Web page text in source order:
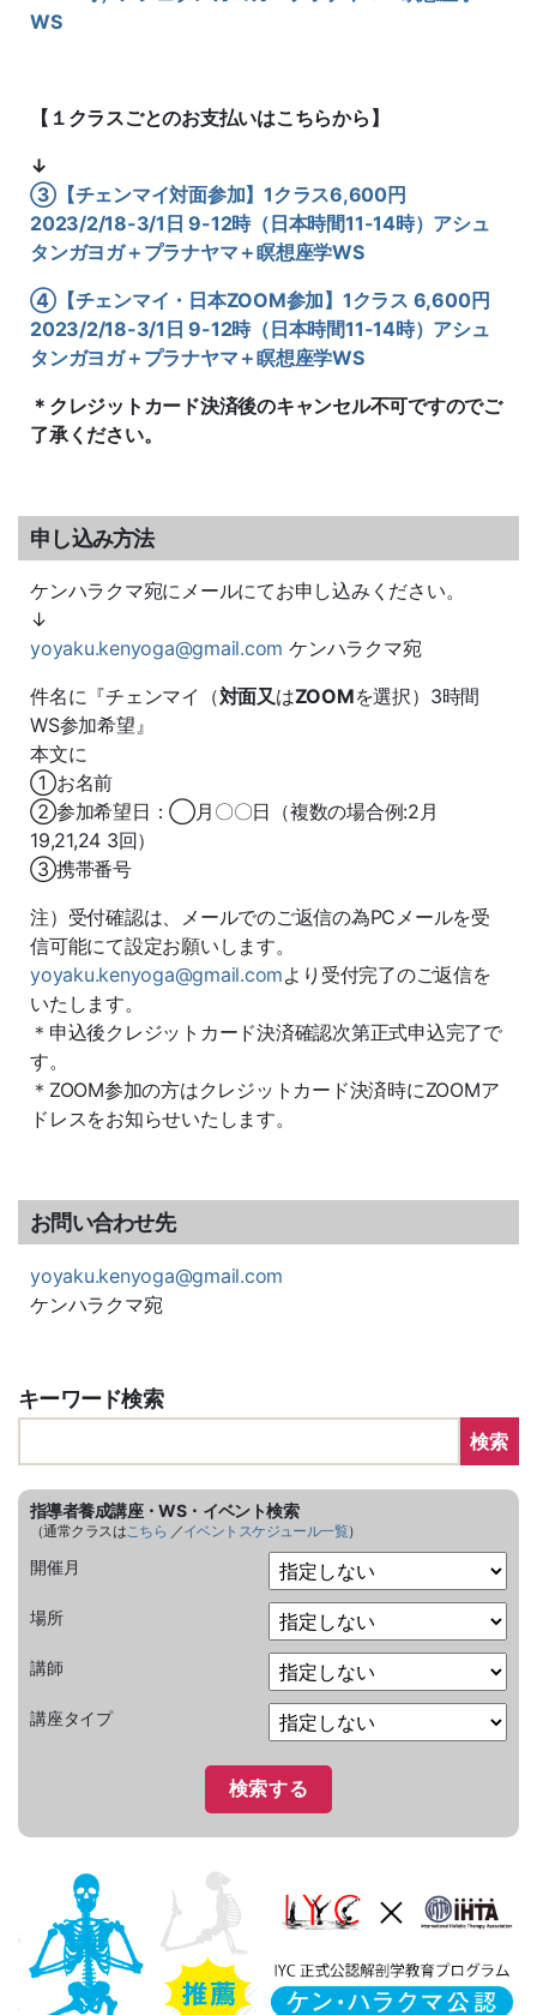
WS
【１クラスごとのお支払いはこちらから】
↓
③【チェンマイ対面参加】1クラス6,600円
2023/2/18-3/1日 9-12時（日本時間11-14時）アシュ
タンガヨガ＋プラナヤマ＋瞑想座学WS
④【チェンマイ・日本ZOOM参加】1クラス 6,600円
2023/2/18-3/1日 9-12時（日本時間11-14時）アシュ
タンガヨガ＋プラナヤマ＋瞑想座学WS
＊クレジットカード決済後のキャンセル不可ですのでご
了承ください。
申し込み方法
ケンハラクマ宛にメールにてお申し込みください。
↓
yoyaku.kenyoga@gmail.com ケンハラクマ宛
件名に『チェンマイ（対面又はZOOMを選択）3時間
WS参加希望』
本文に
①お名前
②参加希望日：◯月〇〇日（複数の場合例:2月
19,21,24 3回）
③携帯番号
注）受付確認は、メールでのご返信の為PCメールを受
信可能にて設定お願いします。
yoyaku.kenyoga@gmail.comより受付完了のご返信を
いたします。
＊申込後クレジットカード決済確認次第正式申込完了で
す。
＊ZOOM参加の方はクレジットカード決済時にZOOMア
ドレスをお知らせいたします。
お問い合わせ先
yoyaku.kenyoga@gmail.com
ケンハラクマ宛
キーワード検索
検索
指導者養成講座・WS・イベント検索
（通常クラスはこちら ／イベントスケジュール一覧）
開催月
場所
講師
講座タイプ